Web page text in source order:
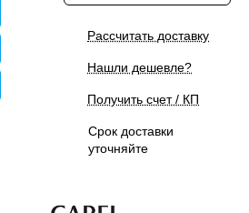
Рассчитать доставку
Нашли дешевле?
Получить счет / КП
Срок доставки
уточняйте